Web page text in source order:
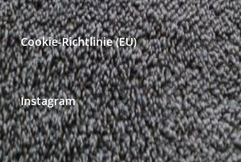
Cookie-Richtlinie (EU)
Instagram